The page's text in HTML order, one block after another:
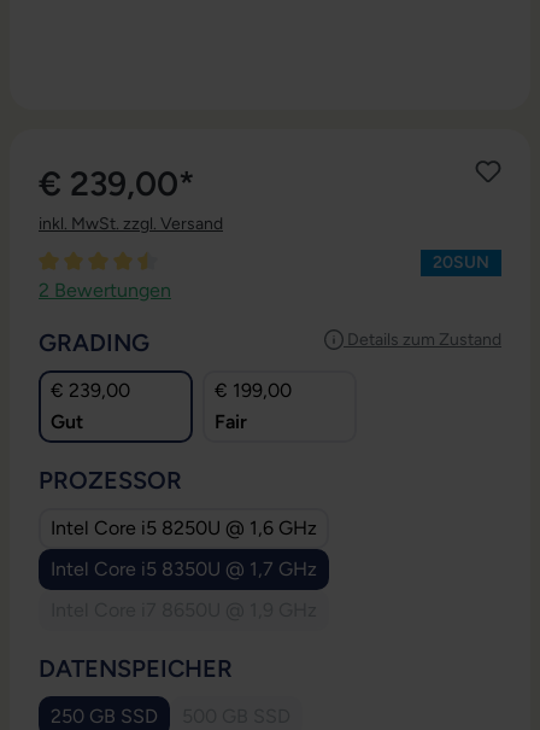
€ 239,00*
inkl. MwSt. zzgl. Versand
Durchschnittliche Bewertung von 4.5 von 5 Sternen
2 Bewertungen
20SUN
Details zum Zustand
GRADING
€ 239,00
Gut
€ 199,00
Fair
PROZESSOR
Intel Core i5 8250U @ 1,6 GHz
Intel Core i5 8350U @ 1,7 GHz
DATENSPEICHER
250 GB SSD